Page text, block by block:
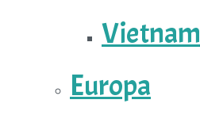
Vietnam
Europa